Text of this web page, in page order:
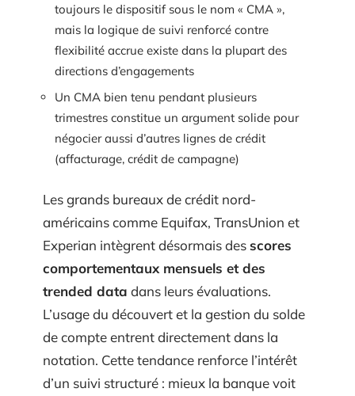
toujours le dispositif sous le nom « CMA »,
mais la logique de suivi renforcé contre
flexibilité accrue existe dans la plupart des
directions d’engagements
Un CMA bien tenu pendant plusieurs
trimestres constitue un argument solide pour
négocier aussi d’autres lignes de crédit
(affacturage, crédit de campagne)
Les grands bureaux de crédit nord-
américains comme Equifax, TransUnion et
Experian intègrent désormais desscores
comportementaux mensuels et des
trended data dans leurs évaluations.
L’usage du découvert et la gestion du solde
de compte entrent directement dans la
notation. Cette tendance renforce l’intérêt
d’un suivi structuré : mieux la banque voit